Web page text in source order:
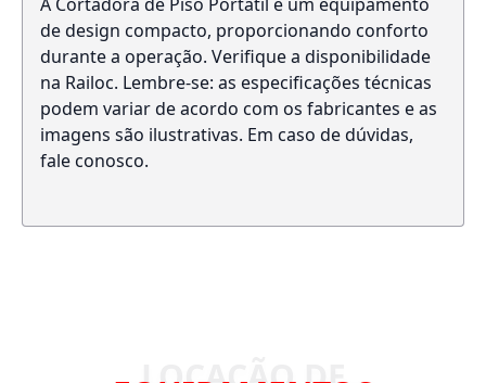
de design compacto, proporcionando conforto
durante a operação. Verifique a disponibilidade
na Railoc. Lembre-se: as especificações técnicas
podem variar de acordo com os fabricantes e as
imagens são ilustrativas. Em caso de dúvidas,
fale conosco.